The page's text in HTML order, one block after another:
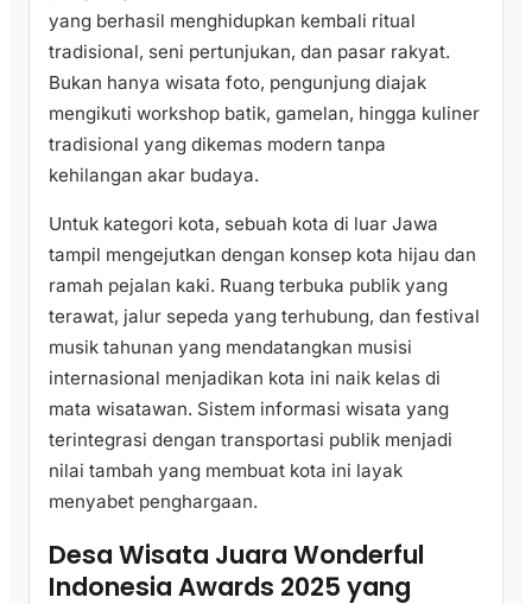
yang berhasil menghidupkan kembali ritual
tradisional, seni pertunjukan, dan pasar rakyat.
Bukan hanya wisata foto, pengunjung diajak
mengikuti workshop batik, gamelan, hingga kuliner
tradisional yang dikemas modern tanpa
kehilangan akar budaya.
Untuk kategori kota, sebuah kota di luar Jawa
tampil mengejutkan dengan konsep kota hijau dan
ramah pejalan kaki. Ruang terbuka publik yang
terawat, jalur sepeda yang terhubung, dan festival
musik tahunan yang mendatangkan musisi
internasional menjadikan kota ini naik kelas di
mata wisatawan. Sistem informasi wisata yang
terintegrasi dengan transportasi publik menjadi
nilai tambah yang membuat kota ini layak
menyabet penghargaan.
Desa Wisata Juara Wonderful
Indonesia Awards 2025 yang